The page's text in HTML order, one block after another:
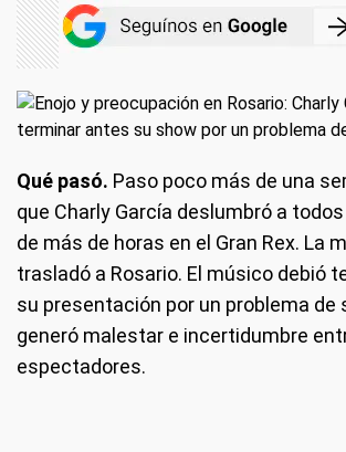
Qué pasó. Paso poco más de una
que Charly García deslumbró a
de más de horas en el Gran Rex. La
trasladó a Rosario. El músico debió
su presentación por un problema de
generó malestar e incertidumbre
espectadores.